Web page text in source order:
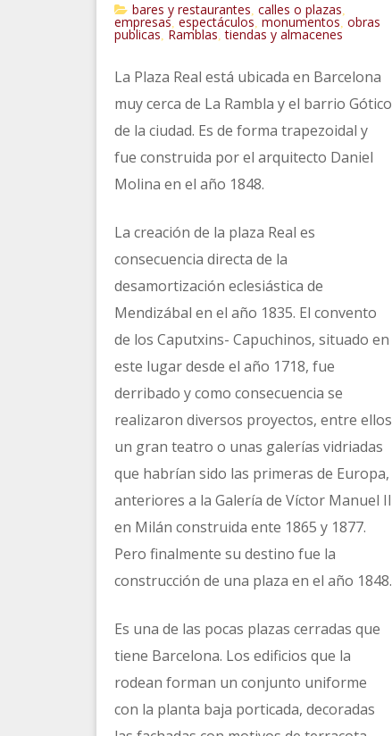
bares y restaurantes calles o plazas
empresas espectáculos monumentos obras
publicas Ramblas ,tiendas y almacenes
La Plaza Real está ubicada en Barcelona
muy cerca de La Rambla y el barrio Gótico
de la ciudad. Es de forma trapezoidal y
fue construida por el arquitecto Daniel
Molina en el año 1848.
La creación de la plaza Real es
consecuencia directa de la
desamortización eclesiástica de
Mendizábal en el año 1835. El convento
de los Caputxins- Capuchinos, situado en
este lugar desde el año 1718, fue
derribado y como consecuencia se
realizaron diversos proyectos, entre ellos
un gran teatro o unas galerías vidriadas
que habrían sido las primeras de Europa,
anteriores a la Galería de Víctor Manuel II
en Milán construida ente 1865 y 1877.
Pero finalmente su destino fue la
construcción de una plaza en el año 1848.
Es una de las pocas plazas cerradas que
tiene Barcelona. Los edificios que la
rodean forman un conjunto uniforme
con la planta baja porticada, decoradas